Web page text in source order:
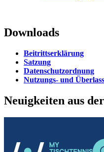
Downloads
Beitrittserklärung
Satzung
Datenschutzordnung
Nutzungs- und
Neuigkeiten aus